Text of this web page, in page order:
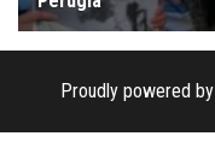
Proudly powered by